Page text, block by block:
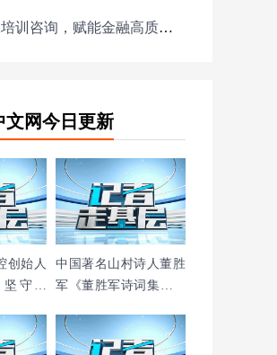
深耕银保培训咨询，赋能金融高质量发展 —— 河南谆煦咨询，以专业铸就行业
文网今日更新
创始人
守初
中国著名山村诗人董胜
军《董胜军诗词集》三
布会在美举